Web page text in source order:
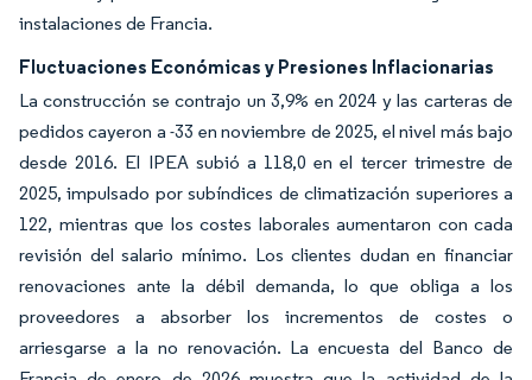
instalaciones de Francia.
Fluctuaciones Económicas y Presiones Inflacionarias
La construcción se contrajo un 3,9% en 2024 y las carteras de
pedidos cayeron a -33 en noviembre de 2025, el nivel más bajo
desde 2016. El IPEA subió a 118,0 en el tercer trimestre de
2025, impulsado por subíndices de climatización superiores a
122, mientras que los costes laborales aumentaron con cada
revisión del salario mínimo. Los clientes dudan en financiar
renovaciones ante la débil demanda, lo que obliga a los
proveedores a absorber los incrementos de costes o
arriesgarse a la no renovación. La encuesta del Banco de